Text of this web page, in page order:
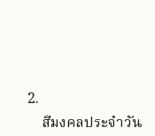
สีมงคลประจำวัน